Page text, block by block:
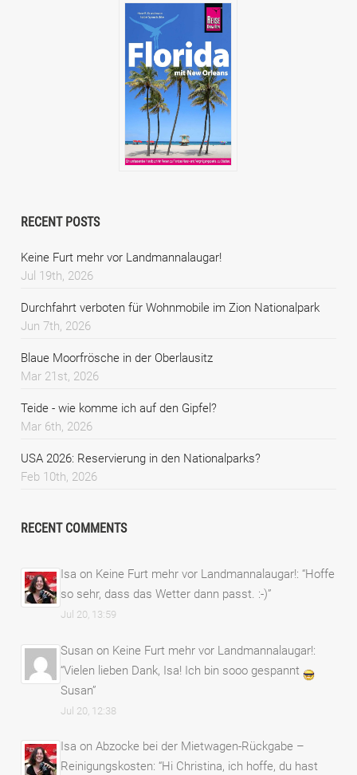
RECENT POSTS
Keine Furt mehr vor Landmannalaugar!
Jul 19th, 2026
Durchfahrt verboten für Wohnmobile im Zion Nationalpark
Jun 7th, 2026
Blaue Moorfrösche in der Oberlausitz
Mar 21st, 2026
Teide - wie komme ich auf den Gipfel?
Mar 6th, 2026
USA 2026: Reservierung in den Nationalparks?
Feb 10th, 2026
RECENT COMMENTS
Isa on Keine Furt mehr vor Landmannalaugar!: “Hoffe
so sehr, dass das Wetter dann passt. :-)”
Jul 20, 13:59
Susan on Keine Furt mehr vor Landmannalaugar!:
“Vielen lieben Dank, Isa! Ich bin sooo gespannt
Susan”
Jul 20, 12:38
Isa onAbzocke bei der Mietwagen-Rückgabe –
Reinigungskosten: “Hi Christina, ich hoffe, du hast